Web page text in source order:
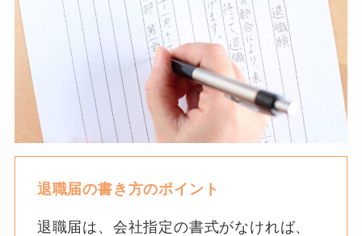
退職届の書き方のポイント
退職届は、会社指定の書式がなければ、